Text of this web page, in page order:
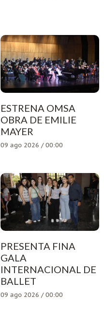
ESTRENA OMSA
OBRA DE EMILIE
MAYER
09 ago 2026 / 00:00
PRESENTA FINA
GALA
INTERNACIONAL DE
BALLET
09 ago 2026 / 00:00